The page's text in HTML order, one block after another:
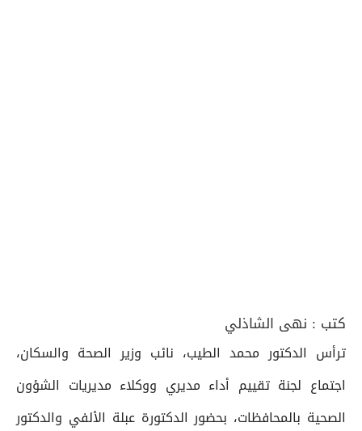
كتب : نهى الشاذلي
ترأس الدكتور محمد الطيب، نائب وزير الصحة والسكان،
اجتماع لجنة تقييم أداء مديري ووكلاء مديريات الشؤون
الصحية بالمحافظات، بحضور الدكتورة عبلة الألفي والدكتور